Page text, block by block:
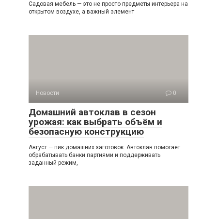
Садовая мебель — это не просто предметы интерьера на
открытом воздухе, а важный элемент
Новости 0
Домашний автоклав в сезон
урожая: как выбрать объём и
безопасную конструкцию
Август — пик домашних заготовок. Автоклав помогает
обрабатывать банки партиями и поддерживать
заданный режим,